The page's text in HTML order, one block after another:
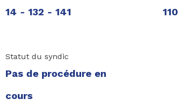
14 - 132 - 141 110
Statut du syndic
Pas de procédure en
cours